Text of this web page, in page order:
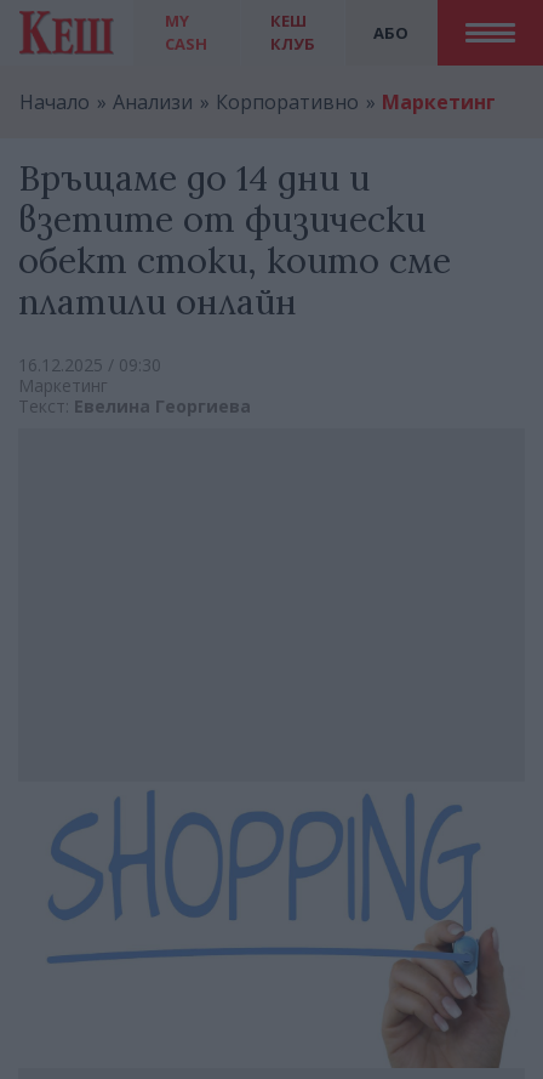
MY
CASH
АБО
КЕШ
КЛУБ
Начало Анализи Корпоративно Маркетинг
Връщаме до 14 дни и
взетите от физически
обект стоки, които сме
платили онлайн
16.12.2025 / 09:30
Маркетинг
Текст: Евелина Георгиева